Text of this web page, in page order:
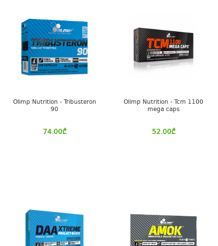
Olimp Nutrition - Tribusteron
90
74.00₾
Olimp Nutrition - Tcm 1100
mega caps
52.00₾